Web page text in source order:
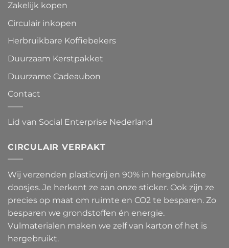
Zakelijk kopen
Circulair inkopen
Herbruikbare Koffiebekers
Duurzaam Kerstpakket
Duurzame Cadeaubon
Contact
Lid van Social Enterprise Nederland
CIRCULAIR VERPAKT
Wij verzenden plasticvrij en 90% in hergebruikte
doosjes. Je herkent ze aan onze sticker. Ook zijn ze
precies op maat om ruimte en CO2 te besparen. Zo
besparen we grondstoffen én energie.
Vulmaterialen maken we zelf van karton of het is
hergebruikt.